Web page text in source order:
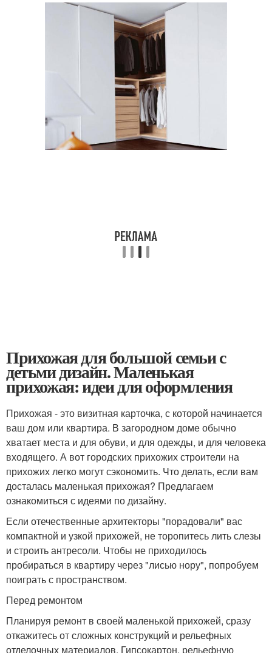
Прихожая для большой семьи с
детьми дизайн. Маленькая
прихожая: идеи для оформления
Прихожая - это визитная карточка, с которой начинается
ваш дом или квартира. В загородном доме обычно
хватает места и для обуви, и для одежды, и для человека
входящего. А вот городских прихожих строители на
прихожих легко могут сэкономить. Что делать, если вам
досталась маленькая прихожая? Предлагаем
ознакомиться с идеями по дизайну.
Если отечественные архитекторы "порадовали" вас
компактной и узкой прихожей, не торопитесь лить слезы
и строить антресоли. Чтобы не приходилось
пробираться в квартиру через "лисью нору", попробуем
поиграть с пространством.
Перед ремонтом
Планируя ремонт в своей маленькой прихожей, сразу
откажитесь от сложных конструкций и рельефных
отделочных материалов. Гипсокартон, рельефную